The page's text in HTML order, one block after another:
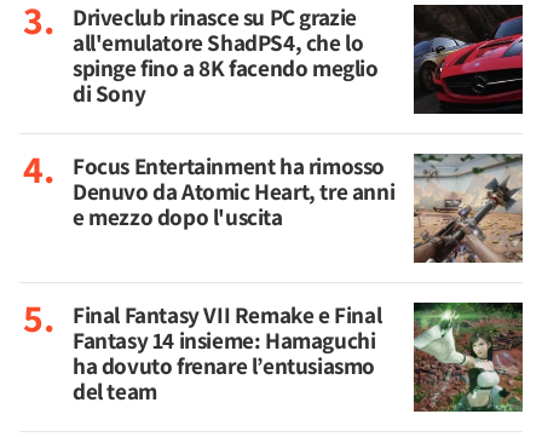
Driveclub rinasce su PC grazie
all'emulatore ShadPS4, che lo
spinge fino a 8K facendo meglio
di Sony
Focus Entertainment ha rimosso
Denuvo da Atomic Heart, tre anni
e mezzo dopo l'uscita
Final Fantasy VII Remake e Final
Fantasy 14 insieme: Hamaguchi
ha dovuto frenare l’entusiasmo
del team